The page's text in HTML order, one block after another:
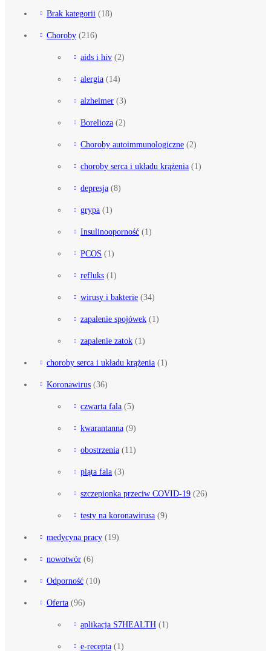
Brak kategorii (18)
Choroby (216)
aids i hiv (2)
alergia (14)
alzheimer (3)
Borelioza (2)
Choroby autoimmunologiczne (2)
choroby serca i układu krążenia (1)
depresja (8)
grypa (1)
Insulinooporność (1)
PCOS (1)
refluks (1)
wirusy i bakterie (34)
zapalenie spojówek (1)
zapalenie zatok (1)
choroby serca i układu krążenia (1)
Koronawirus (36)
czwarta fala (5)
kwarantanna (9)
obostrzenia (11)
piąta fala (3)
szczepionka przeciw COVID-19 (26)
testy na koronawirusa (9)
medycyna pracy (19)
nowotwór (6)
Odporność (10)
Oferta (96)
aplikacja S7HEALTH (1)
e-recepta (1)